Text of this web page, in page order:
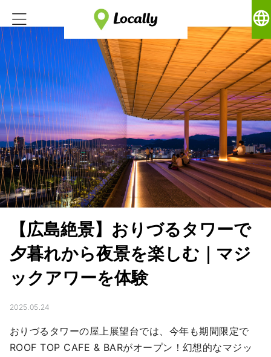
language
【広島絶景】おりづるタワーで
夕暮れから夜景を楽しむ｜マジ
ックアワーを体験
2025.05.24
おりづるタワーの屋上展望台では、今年も期間限定で
ROOF TOP CAFE & BARがオープン！幻想的なマジッ